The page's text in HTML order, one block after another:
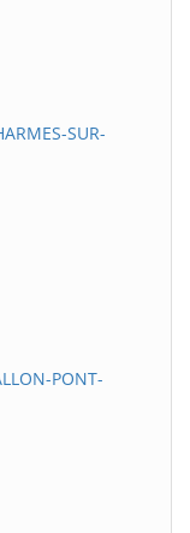
SUR-
PONT-